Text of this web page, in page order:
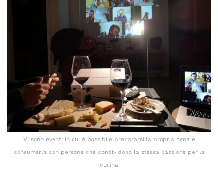
Vi sono eventi in cui è possibile prepararsi la propria cena e
consumarla con persone che condividono la stessa passione per la
cucina